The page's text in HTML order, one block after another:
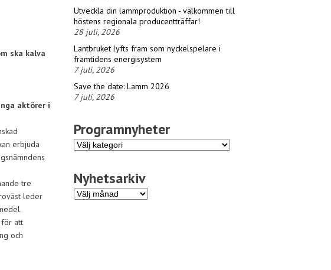
ska kalva
aktörer i
erbjuda
tre
leder
för att
och
Utveckla din lammproduktion - välkommen till
höstens regionala producentträffar!
28 juli, 2026
Lantbruket lyfts fram som nyckelspelare i
framtidens energisystem
7 juli, 2026
Save the date: Lamm 2026
7 juli, 2026
Programnyheter
Programnyheter
Nyhetsarkiv
Nyhetsarkiv